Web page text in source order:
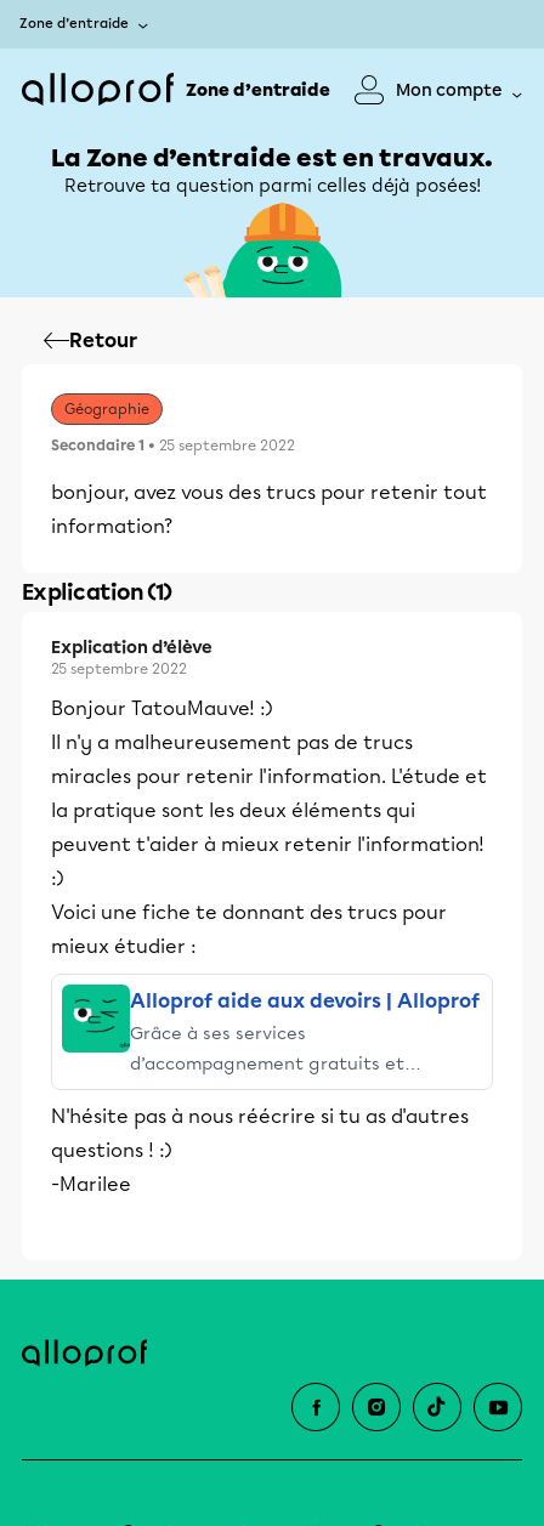
Zone d’entraide
Zone d’entraide Mon compte
La Zone d’entraide est en travaux.
Retrouve ta question parmi celles déjà posées!
Retour
Géographie
Secondaire 1 • 25 septembre 2022
bonjour, avez vous des trucs pour retenir tout
information?
Explication (1)
Explication d’élève
25 septembre 2022
Bonjour TatouMauve! :)
Il n'y a malheureusement pas de trucs
miracles pour retenir l'information. L'étude et
la pratique sont les deux éléments qui
peuvent t'aider à mieux retenir l'information!
:)
Voici une fiche te donnant des trucs pour
mieux étudier :
Alloprof aide aux devoirs | Alloprof
Grâce à ses services
d’accompagnement gratuits et
stimulants, Alloprof engage les élèves
et leurs parents dans la réussite
éducative.
N'hésite pas à nous réécrire si tu as d'autres
questions ! :)
-Marilee